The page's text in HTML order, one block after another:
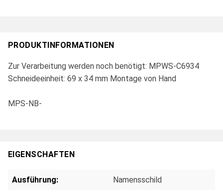
PRODUKTINFORMATIONEN
Zur Verarbeitung werden noch benötigt: MPWS-C6934
Schneideeinheit: 69 x 34 mm Montage von Hand
MPS-NB-
EIGENSCHAFTEN
Ausführung: Namensschild